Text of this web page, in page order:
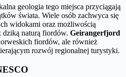
geologia tego miejsca przyciągają
świata. Wiele osób zachwyca się
widokami oraz możliwością
dziką naturą fiordów. Geirangerfjord
fiordów, ale również
rozwój regionalnej turystyki.